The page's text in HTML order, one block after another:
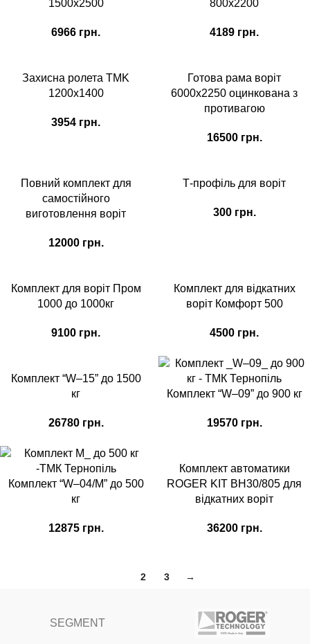
1500х2500
6966 грн.
800х2200
4189 грн.
Захисна ролета TMK
1200х1400
3954 грн.
Готова рама воріт
6000х2250 оцинкована з
противагою
16500грн.
Повний комплект для
самостійного
виготовлення воріт
12000грн.
Т-профіль для воріт
300грн.
Комплект для воріт Пром
1000 до 1000кг
9100 грн.
Комплект для відкатних
воріт Комфорт 500
4500 грн.
Комплект “W–15” до 1500
кг
26780грн.
Комплект “W–09” до 900 кг
19570грн.
Комплект “W–04/M” до 500
кг
12875грн.
Комплект автоматики
ROGER KIT BH30/805 для
відкатних воріт
36200грн.
2 3 →
SEGMENT